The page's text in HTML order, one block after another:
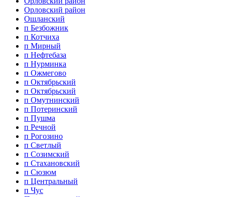
Орловский район
Ошланский
п Безбожник
п Котчиха
п Мирный
п Нефтебаза
п Нурминка
п Ожмегово
п Октябрьский
п Октябрьский
п Омутнинский
п Потеринский
п Пушма
п Речной
п Рогозино
п Светлый
п Созимский
п Стахановский
п Сюзюм
п Центральный
п Чус